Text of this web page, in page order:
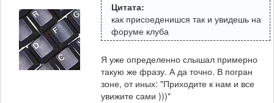
Цитата:
как присоеденишся так и увидешь на
форуме клуба
Я уже определенно слышал примерно
такую же фразу. А да точно. В погран
зоне, от иных: "Приходите к нам и все
увижите сами )))"